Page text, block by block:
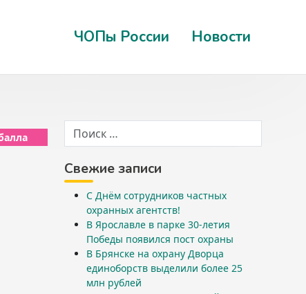
ЧОПы России Новости
Свежие записи
С Днём сотрудников частных
охранных агентств!
В Ярославле в парке 30-летия
Победы появился пост охраны
В Брянске на охрану Дворца
единоборств выделили более 25
млн рублей